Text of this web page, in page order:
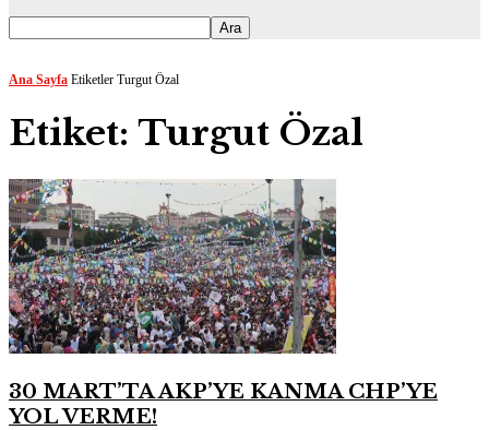
Ana Sayfa Etiketler Turgut Özal
Etiket: Turgut Özal
30 MART’TA AKP’YE KANMA CHP’YE
YOL VERME!